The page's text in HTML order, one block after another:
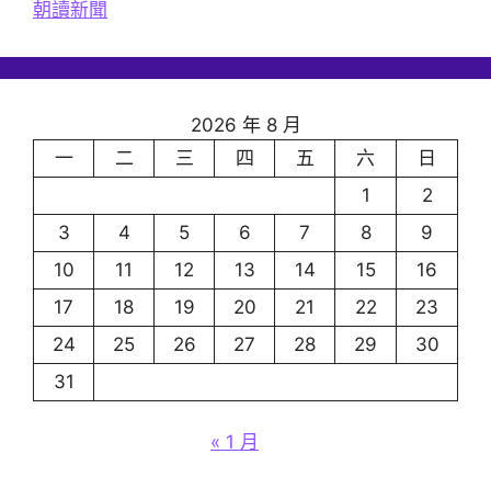
朝讀新聞
2026 年 8 月
一
二 三 四 五 六
日
1
2
3
4 5 6 7 8
9
10
11 12 13 14 15
16
17
18 19 20 21 22
23
24
25 26 27 28 29
30
31
« 1 月